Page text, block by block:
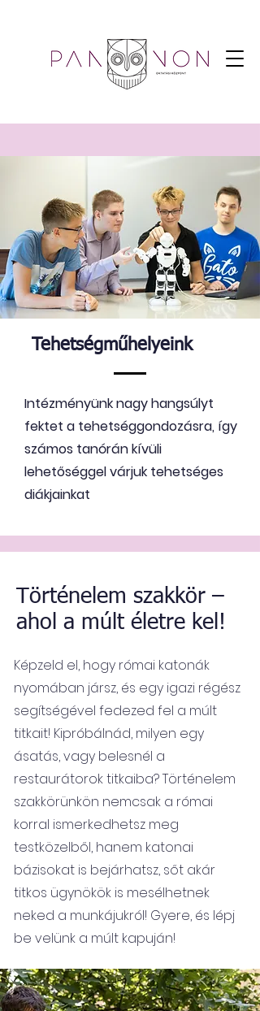
Tehetségműhelyeink
Intézményünk nagy hangsúlyt
fektet a tehetséggondozásra, így
számos tanórán kívüli
lehetőséggel várjuk tehetséges
diákjainkat
Történelem szakkör –
ahol a múlt életre kel!
Képzeld el, hogy római katonák
nyomában jársz, és egy igazi régész
segítségével fedezed fel a múlt
titkait! Kipróbálnád, milyen egy
ásatás, vagy belesnél a
restaurátorok titkaiba? Történelem
szakkörünkön nemcsak a római
korral ismerkedhetsz meg
testközelből, hanem katonai
bázisokat is bejárhatsz, sőt akár
titkos ügynökök is mesélhetnek
neked a munkájukról! Gyere, és lépj
be velünk a múlt kapuján!